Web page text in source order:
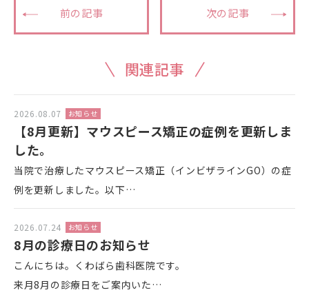
前の記事 次の記事
関連記事
2026.08.07 お知らせ
【8月更新】マウスピース矯正の症例を更新しま
した。
当院で治療したマウスピース矯正（インビザラインGO）の症
例を更新しました。以下…
2026.07.24 お知らせ
8月の診療日のお知らせ
こんにちは。くわばら歯科医院です。
来月8月の診療日をご案内いた…